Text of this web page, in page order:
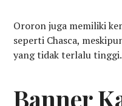
Ororon juga memiliki
seperti Chasca,
yang tidak terlalu tinggi.
Banner